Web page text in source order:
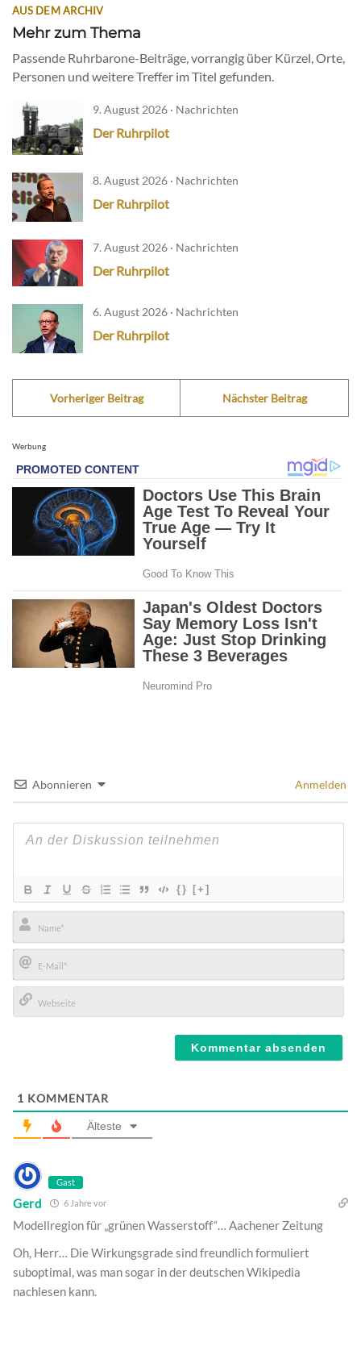
AUS DEM ARCHIV
Mehr zum Thema
Passende Ruhrbarone-Beiträge, vorrangig über Kürzel, Orte,
Personen und weitere Treffer im Titel gefunden.
9. August 2026 · Nachrichten
Der Ruhrpilot
8. August 2026 · Nachrichten
Der Ruhrpilot
7. August 2026 · Nachrichten
Der Ruhrpilot
6. August 2026 · Nachrichten
Der Ruhrpilot
Vorheriger Beitrag Nächster Beitrag
Werbung
Abonnieren Anmelden
{} [+]
Name*
E-
Mail*
1 KOMMENTAR
Älteste
Gast
Gerd 6 Jahre vor
Modellregion für „grünen Wasserstoff“… Aachener Zeitung
Oh, Herr… Die Wirkungsgrade sind freundlich formuliert
suboptimal, was man sogar in der deutschen Wikipedia
nachlesen kann.